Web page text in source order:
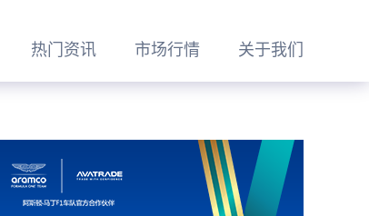
热门资讯 市场行情 关于我们